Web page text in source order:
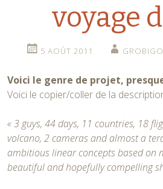
voyage
5 AOÛT 2011
Voici le genre de projet,
Voici le copier/coller de la
« 3 guys, 44 days, 11 countries, 18
volcano, 2 cameras and almost a
ambitious linear concepts based
beautiful and hopefully compelling